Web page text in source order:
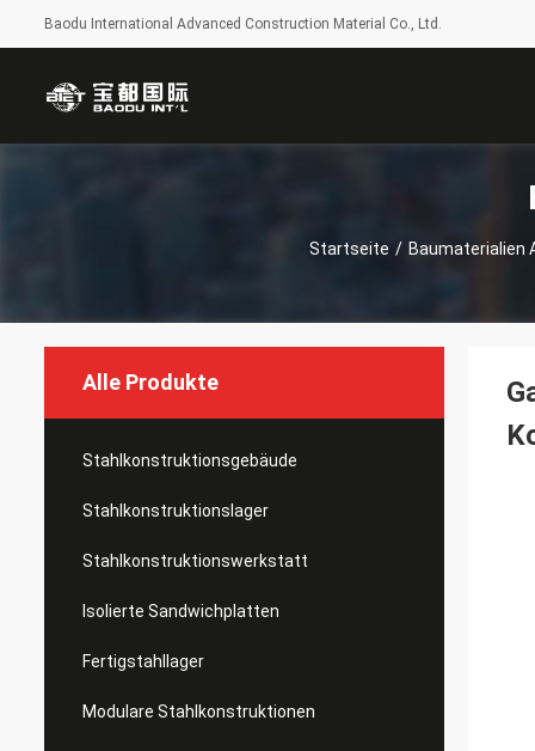
Baodu International Advanced Construction Material Co., Ltd.
Startseite / Baumaterialien
Alle Produkte
Stahlkonstruktionsgebäude
Stahlkonstruktionslager
Stahlkonstruktionswerkstatt
Isolierte Sandwichplatten
Fertigstahllager
Modulare Stahlkonstruktionen